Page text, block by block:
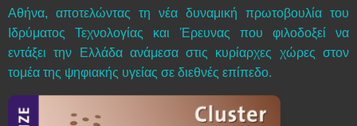
Αθήνα, αποτελώντας τη νέα δυναμική πρωτοβουλία του
Ιδρύματος Τεχνολογίας και Έρευνας που φιλοδοξεί να
εντάξει την Ελλάδα ανάμεσα στις κυρίαρχες χώρες στον
τομέα της ψηφιακής υγείας σε διεθνές επίπεδο.